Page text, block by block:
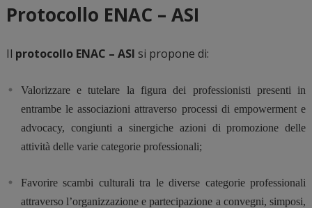
Protocollo ENAC – ASI
Il protocollo ENAC – ASI si propone di:
Valorizzare e tutelare la figura dei professionisti presenti in
entrambe le associazioni attraverso processi di empowerment e
advocacy, congiunti a sinergiche azioni di promozione delle
attività delle varie categorie professionali;
Favorire scambi culturali tra le diverse categorie professionali
attraverso l’organizzazione e partecipazione a convegni, simposi,